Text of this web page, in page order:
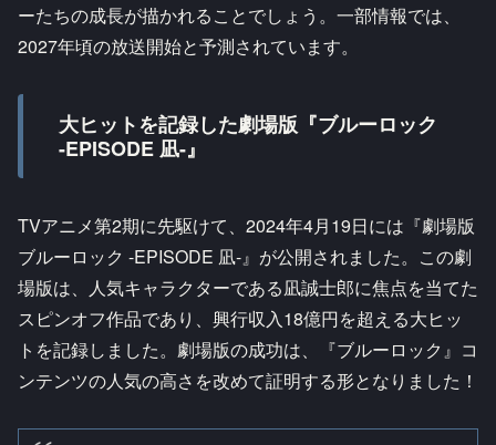
ーたちの成長が描かれることでしょう。一部情報では、
2027年頃の放送開始と予測されています。
大ヒットを記録した劇場版『ブルーロック
-EPISODE 凪-』
TVアニメ第2期に先駆けて、2024年4月19日には『劇場版
ブルーロック -EPISODE 凪-』が公開されました。この劇
場版は、人気キャラクターである凪誠士郎に焦点を当てた
スピンオフ作品であり、興行収入18億円を超える大ヒッ
トを記録しました。劇場版の成功は、『ブルーロック』コ
ンテンツの人気の高さを改めて証明する形となりました！